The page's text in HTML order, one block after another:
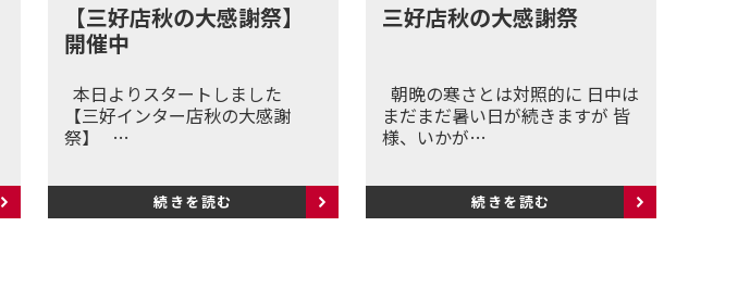
【三好店秋の大感謝祭】
開催中
本日よりスタートしました
【三好インター店秋の大感謝
祭】 …
続きを読む
三好店秋の大感謝祭
朝晩の寒さとは対照的に 日中は
まだまだ暑い日が続きますが 皆
様、いかが…
続きを読む